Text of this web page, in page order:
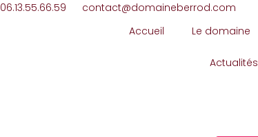
06.13.55.66.59
contact@domaineberrod.com
Accueil
Le domaine
Actualités